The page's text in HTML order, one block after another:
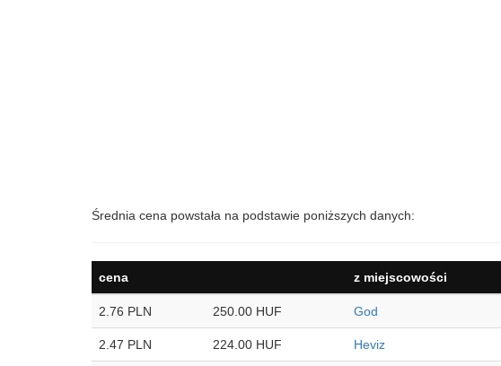
Średnia cena powstała na podstawie poniższych danych:
cena z miejscowości
2.76 PLN 250.00 HUF God
2.47 PLN 224.00 HUF Heviz